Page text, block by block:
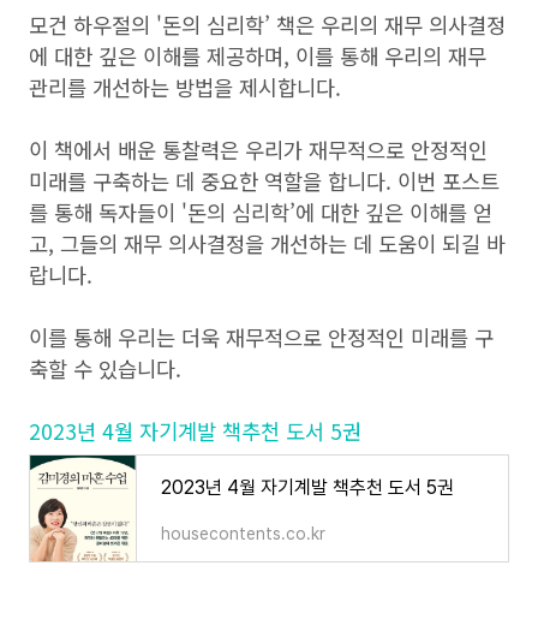
모건 하우절의 '돈의 심리학’ 책은 우리의 재무 의사결정
에 대한 깊은 이해를 제공하며, 이를 통해 우리의 재무
관리를 개선하는 방법을 제시합니다.
이 책에서 배운 통찰력은 우리가 재무적으로 안정적인
미래를 구축하는 데 중요한 역할을 합니다. 이번 포스트
를 통해 독자들이 '돈의 심리학’에 대한 깊은 이해를 얻
고, 그들의 재무 의사결정을 개선하는 데 도움이 되길 바
랍니다.
이를 통해 우리는 더욱 재무적으로 안정적인 미래를 구
축할 수 있습니다.
2023년 4월 자기계발 책추천 도서 5권
2023년 4월 자기계발 책추천 도서 5권
housecontents.co.kr